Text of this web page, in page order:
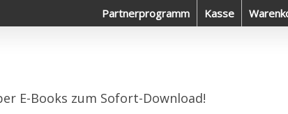
Haustiere sind auch nur Menschen
Partnerprogramm Kasse
E-Books zum Sofort-Download!